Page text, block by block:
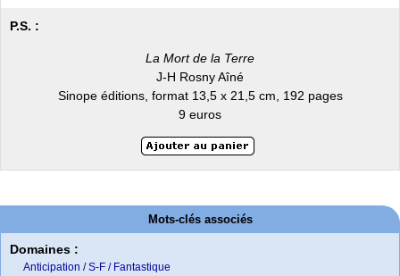
P.S. :
La Mort de la Terre
J-H Rosny Aîné
Sinope éditions, format 13,5 x 21,5 cm, 192 pages
9 euros
Mots-clés associés
Domaines :
Anticipation / S-F / Fantastique